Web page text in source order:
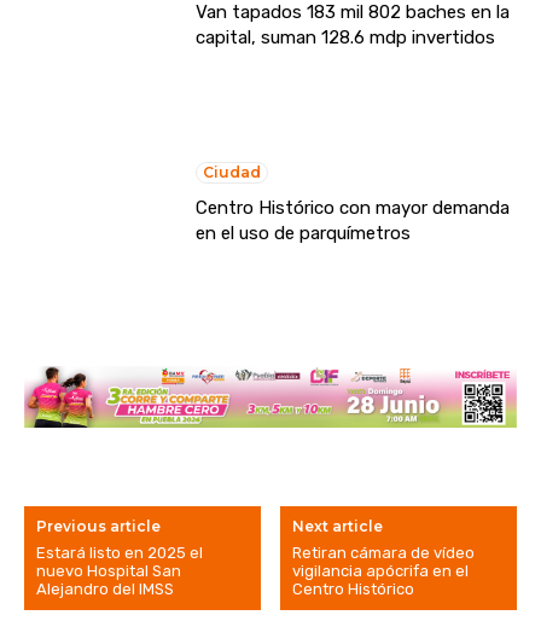
Van tapados 183 mil 802 baches en la
capital, suman 128.6 mdp invertidos
Ciudad
Centro Histórico con mayor demanda
en el uso de parquímetros
Previous article
Estará listo en 2025 el
nuevo Hospital San
Alejandro del IMSS
Next article
Retiran cámara de vídeo
vigilancia apócrifa en el
Centro Histórico